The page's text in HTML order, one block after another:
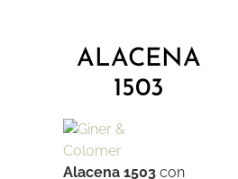
ALACENA
1503
Alacena 1503con